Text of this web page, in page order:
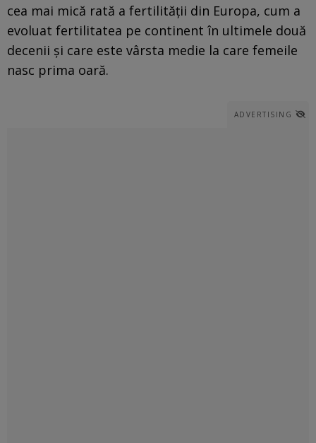
cea mai mică rată a fertilității din Europa, cum a
evoluat fertilitatea pe continent în ultimele două
decenii și care este vârsta medie la care femeile
nasc prima oară.
ADVERTISING